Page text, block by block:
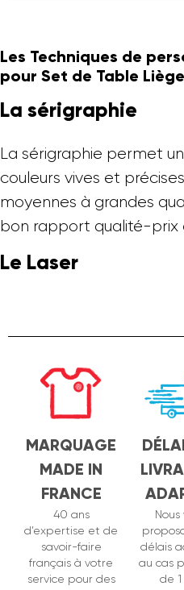
Les Techniques de
pour Set de Table Liège
La sérigraphie
La sérigraphie permet
couleurs vives et
moyennes à grandes
bon rapport qualité-prix
Le Laser
MARQUAGE
MADE IN
FRANCE
40 ans
d’expertise et de
savoir-faire
français à votre
service pour des
Nous
délais
au cas
de